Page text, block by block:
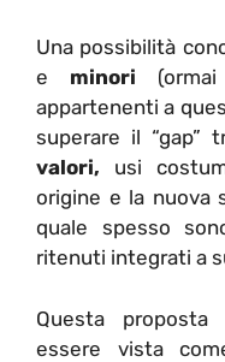
Una possibilità
e minori (ormai
appartenenti a
superare il “gap”
valori, usi
origine e la nuova
quale spesso
ritenuti integrati a
Questa
essere vista